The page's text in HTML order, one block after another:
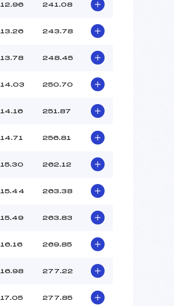
-6
241.08
243.78
248.45
250.70
251.87
256.81
262.12
263.38
263.83
269.85
277.22
277.85